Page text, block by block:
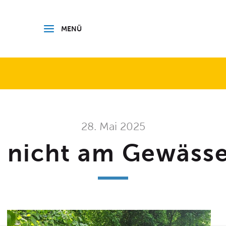
MENÜ
28. Mai 2025
am